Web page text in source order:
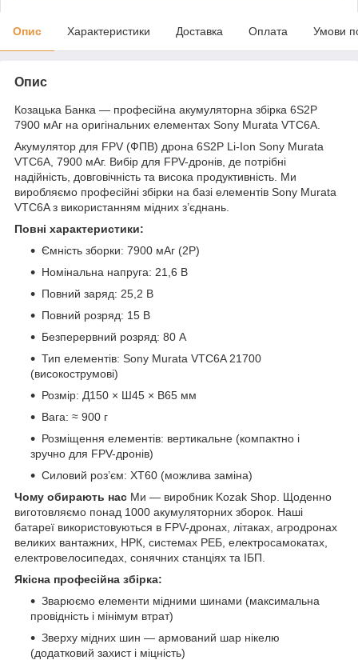
Опис Характеристики Доставка Оплата Умови
Опис
Козацька Банка — професійна акумуляторна збірка 6S2P
7900 мАг на оригінальних елементах Sony Murata VTC6A.
Акумулятор для FPV (ФПВ) дрона 6S2P Li-Ion Sony Murata
VTC6A, 7900 мАг. Вибір для FPV-дронів, де потрібні
надійність, довговічність та висока продуктивність. Ми
виробляємо професійні збірки на базі елементів Sony Murata
VTC6A з використанням мідних з’єднань.
Повні характеристики:
Ємність зборки: 7900 мАг (2P)
Номінальна напруга: 21,6 В
Повний заряд: 25,2 В
Повний розряд: 15 В
Безперервний розряд: 80 А
Тип елементів: Sony Murata VTC6A 21700
(високострумові)
Розмір: Д150 × Ш45 × В65 мм
Вага: ≈ 900 г
Розміщення елементів: вертикальне (компактно і
зручно для FPV-дронів)
Силовий роз’єм: XT60 (можлива заміна)
Чому обирають нас Ми — виробник Kozak Shop. Щоденно
виготовляємо понад 1000 акумуляторних зборок. Наші
батареї використовуються в FPV-дронах, літаках, агродронах
великих вантажних, НРК, системах РЕБ, електросамокатах,
електровелосипедах, сонячних станціях та ІБП.
Якісна професійна збірка:
Зварюємо елементи мідними шинами (максимальна
провідність і мінімум втрат)
Зверху мідних шин — армований шар нікелю
(додатковий захист і міцність)